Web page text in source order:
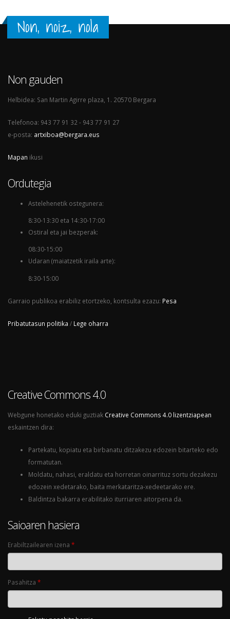
Non, noiz, nola
Non gauden
Helbidea: San Martin Agirre plaza, 1. 20570 Bergara
Telefonoa: 943 77 91 32 - 943 77 91 27
e-posta: artxiboa@bergara.eus
Mapan ikusi
Ordutegia
Astelehenetik ostegunera:
8:30-13:30 eta 14:30-17:00
Ostiral eta jai bezperak:
08:30-15:00
Udaran (maiatzetik iraila arte):
8:30-15:00
Garraio publikoa erabiliz etortzeko, kontsulta ezazu: Pesa
Pribatutasun politika / Lege oharra
Creative Commons 4.0
Webgune honetako eduki guztiak Creative Commons 4.0 lizentziapean
eskaintzen dira:
Partekatu, kopiatu eta birbanatu ditzakezu edozein bitarteko edo
formatutan.
Moldatu, nahasi, eraldatu eta horretan oinarrituz sortu dezakezu
edozein xedetarako, baita merkataritza-xedeetarako ere.
Baldintza bakarra erabilitako iturriaren aitorpena da.
Saioaren hasiera
Erabiltzailearen izena *
Pasahitza *